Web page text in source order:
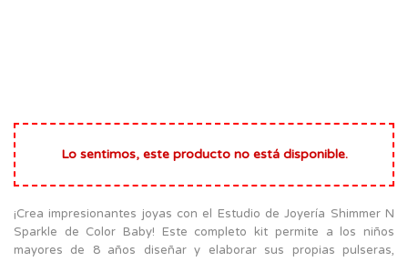
Lo sentimos, este producto no está disponible.
¡Crea impresionantes joyas con el Estudio de Joyería Shimmer N
Sparkle de Color Baby! Este completo kit permite a los niños
mayores de 8 años diseñar y elaborar sus propias pulseras,